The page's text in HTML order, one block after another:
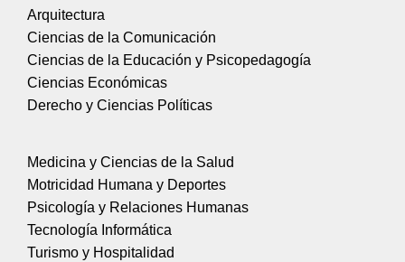
Arquitectura
Ciencias de la Comunicación
Ciencias de la Educación y Psicopedagogía
Ciencias Económicas
Derecho y Ciencias Políticas
Medicina y Ciencias de la Salud
Motricidad Humana y Deportes
Psicología y Relaciones Humanas
Tecnología Informática
Turismo y Hospitalidad